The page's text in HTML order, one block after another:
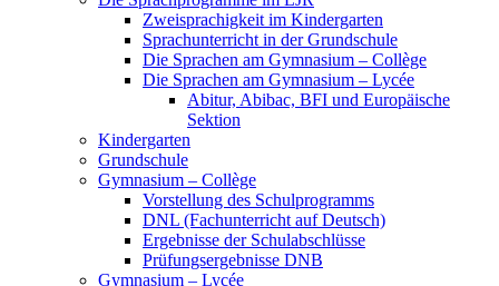
Zweisprachigkeit im Kindergarten
Sprachunterricht in der Grundschule
Die Sprachen am Gymnasium – Collège
Die Sprachen am Gymnasium – Lycée
Abitur, Abibac, BFI und Europäische
Sektion
Kindergarten
Grundschule
Gymnasium – Collège
Vorstellung des Schulprogramms
DNL (Fachunterricht auf Deutsch)
Ergebnisse der Schulabschlüsse
Prüfungsergebnisse DNB
Gymnasium – Lycée